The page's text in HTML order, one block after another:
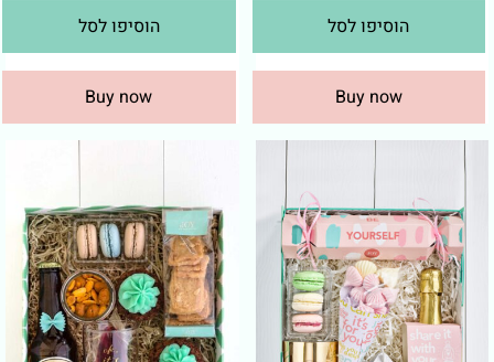
הוסיפו לסל
Buy now
הוסיפו לסל
Buy now